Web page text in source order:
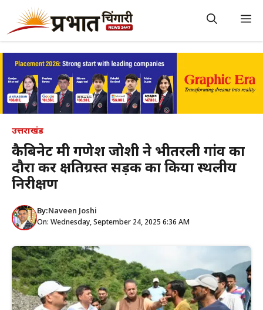
content
उत्तराखंड
कैबिनेट मंत्री गणेश जोशी ने भीतरली गांव का
दौरा कर क्षतिग्रस्त सड़क का किया स्थलीय
निरीक्षण
By:Naveen Joshi
On: Wednesday, September 24, 2025 6:36 AM